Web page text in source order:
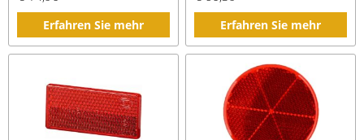
Erfahren Sie mehr Erfahren Sie mehr